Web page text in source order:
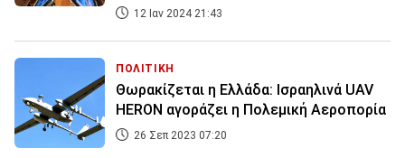
12 Ιαν 2024 21:43
ΠΟΛΙΤΙΚΗ
Θωρακίζεται η Ελλάδα: Ισραηλινά UAV
HERON αγοράζει η Πολεμική Αεροπορία
26 Σεπ 2023 07:20